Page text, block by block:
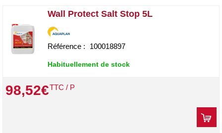
Wall Protect Salt Stop 5L
Référence : 100018897
Habituellement de stock
98,52€TTC / P